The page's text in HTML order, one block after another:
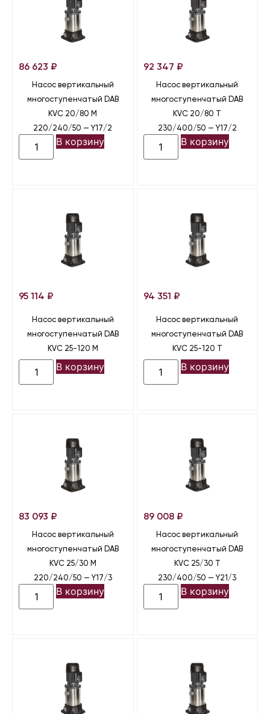
86 623 ₽
Насос вертикальный
многоступенчатый DAB
KVC 20/80 M
220/240/50 — Y17/2
В корзину
92 347 ₽
Насос вертикальный
многоступенчатый DAB
KVC 20/80 T
230/400/50 — Y17/2
В корзину
95 114 ₽
Насос вертикальный
многоступенчатый DAB
KVC 25-120 M
В корзину
94 351 ₽
Насос вертикальный
многоступенчатый DAB
KVC 25-120 T
В корзину
83 093 ₽
Насос вертикальный
многоступенчатый DAB
KVC 25/30 M
220/240/50 — Y17/3
В корзину
89 008 ₽
Насос вертикальный
многоступенчатый DAB
KVC 25/30 T
230/400/50 — Y21/3
В корзину